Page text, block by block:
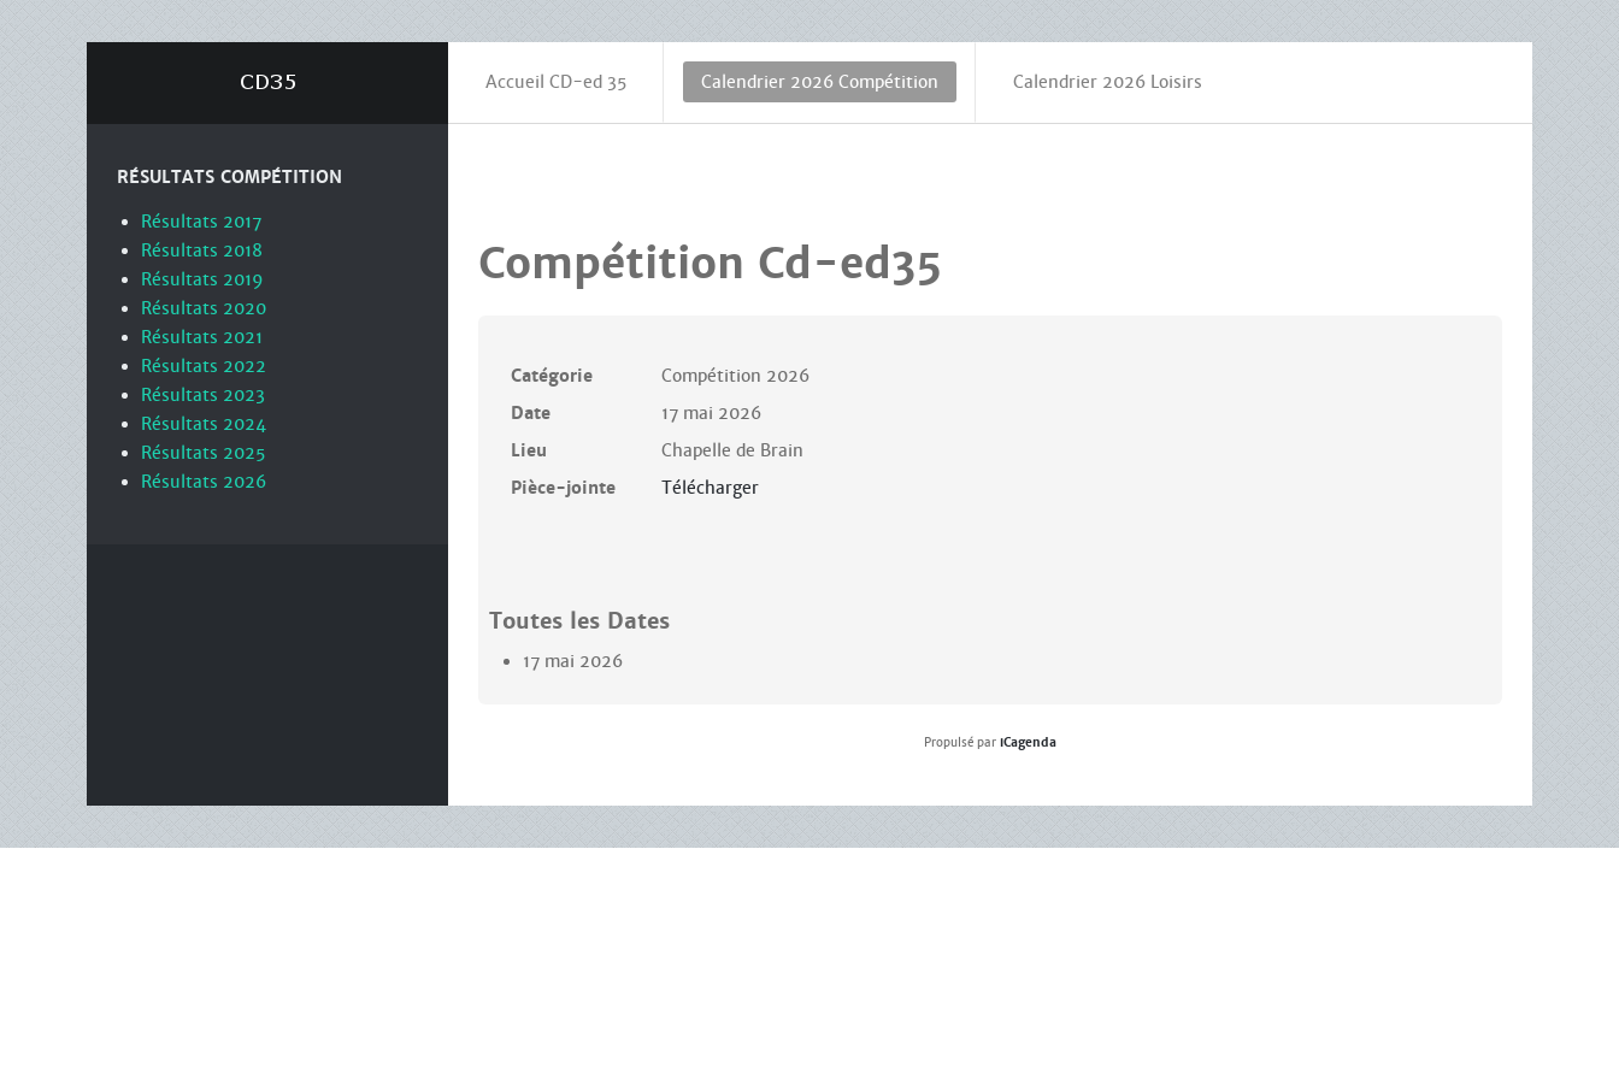
Accueil CD-ed 35 Calendrier 2026 Compétition Calendrier 2026 Loisirs
Compétition Cd-ed35
Catégorie
Compétition 2026
Date
17 mai 2026
Lieu
Chapelle de Brain
Pièce-jointe
Télécharger
Toutes les Dates
17 mai 2026
Propulsé par iCagenda
RÉSULTATS COMPÉTITION
Résultats 2017
Résultats 2018
Résultats 2019
Résultats 2020
Résultats 2021
Résultats 2022
Résultats 2023
Résultats 2024
Résultats 2025
Résultats 2026